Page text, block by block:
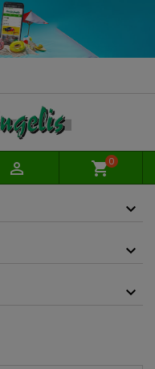
 shopping_cart0